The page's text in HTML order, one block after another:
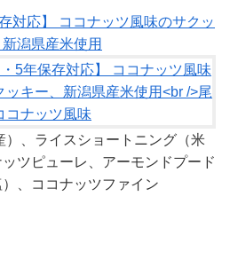
対応】 ココナッツ風味のサクッ
潟県産米使用
）、ライスショートニング（米
ツピューレ、アーモンドプード
、ココナッツファイン